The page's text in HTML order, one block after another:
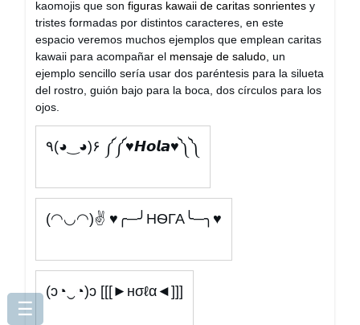
kaomojis que son figuras kawaii de caritas sonrientes y
tristes formadas por distintos caracteres, en este
espacio veremos muchos ejemplos que emplean caritas
kawaii para acompañar el mensaje de saludo , un
ejemplo sencillo sería usar dos paréntesis para la silueta
del rostro, guión bajo para la boca, dos círculos para los
ojos.
٩(◕‿◕)۶ ༼༼ ♥𝙃𝙤𝙡𝙖♥༽༽
(◠◡◠)✌ ♥╭─╯HѲГА╰─╮♥
(ɔ◔‿◔)ɔ [[[►нσℓα◄]]]
☰